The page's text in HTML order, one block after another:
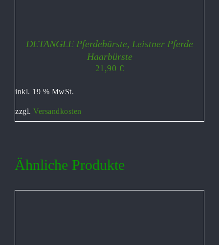
DETANGLE Pferdebürste, Leistner Pferde
Haarbürste
21,90 €
inkl. 19 % MwSt.
zzgl. Versandkosten
Ähnliche Produkte